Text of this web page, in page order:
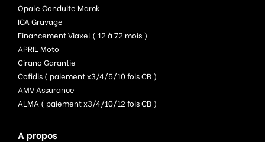
Opale Conduite Marck
ICA Gravage
Financement Viaxel ( 12 à 72 mois )
APRIL Moto
Cirano Garantie
Cofidis ( paiement x3/4/5/10 fois CB )
AMV Assurance
ALMA ( paiement x3/4/10/12 fois CB )
A propos